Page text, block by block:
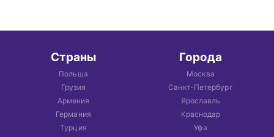
Страны
Польша
Грузия
Армения
Германия
Турция
Города
Москва
Санкт-Петербург
Ярославль
Краснодар
Уфа